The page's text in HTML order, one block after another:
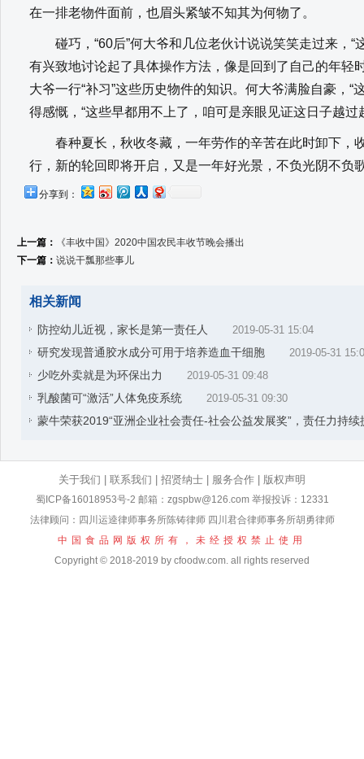
在一排老物件面前，也眉头紧皱不知其为何物了。
碰巧，“60后”何大爷和几位老伙计说说笑笑走过来，“
有兴致地讨论起了具体操作方法，像是回到了自己的年轻
大爷一行“补习”这些历史物件的知识。何大爷满脸自豪，“
得感慨，“这些早都用不上了，咱可是亲眼见证这日子越过
春种夏长，秋收冬藏，一年劳作的辛苦在此时卸下，
行，新的轮回即将开启，又是一年好光景，不负光阴不负
分享到：
上一篇：
《丰收中国》2020中国农民丰收节晚会播出
下一篇： 说说干瓢那些事儿
相关新闻
防控幼儿近视，家长是第一责任人 2019-05-31 15:04
研究发现普通胶水成分可用于培养造血干细胞 2019-05-31
少吃外卖就是为环保出力 2019-05-31 09:48
乳酸菌可“激活”人体免疫系统 2019-05-31 09:30
蒙牛荣获2019“亚洲企业社会责任-社会公益发展奖”，责任力持续
关于我们 联系我们 招贤纳士 服务合作 版权声明
蜀ICP备16018953号-2 邮箱：zgspbw@126.com 举报投诉：12331
法律顾问：四川运逵律师事务所陈铸律师 四川君合律师事务所胡勇律师
中国食品网版权所有，未经授权禁止使用
Copyright © 2018-2019 by cfoodw.com. all rights reserved